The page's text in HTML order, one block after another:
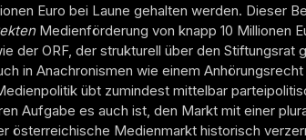
Euro bei Laune gehalten werden. Dieser
Medienförderung von knapp 10 Millionen
der ORF, der strukturell über den
in Anachronismen wie einem
übt zumindest mittelbar
Aufgabe es auch ist, den Markt mit einer
österreichische Medienmarkt historisch